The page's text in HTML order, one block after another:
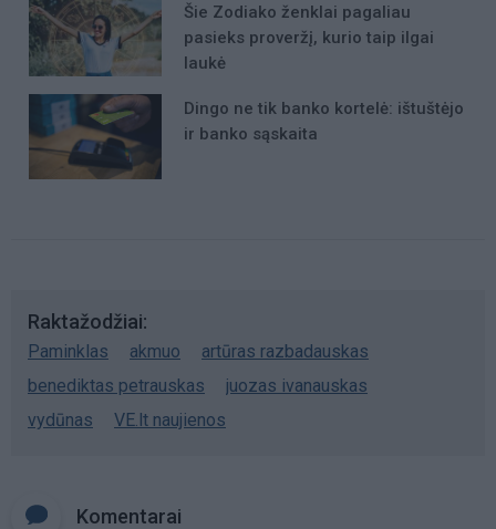
Šie Zodiako ženklai pagaliau
pasieks proveržį, kurio taip ilgai
laukė
Dingo ne tik banko kortelė: ištuštėjo
ir banko sąskaita
Raktažodžiai
Paminklas akmuo
artūras razbadauskas
benediktas petrauskas
juozas ivanauskas
vydūnas
VE.lt naujienos
Komentarai